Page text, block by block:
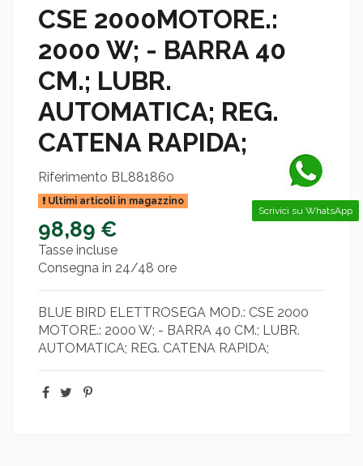
CSE 2000MOTORE.:
2000 W; - BARRA 40
CM.; LUBR.
AUTOMATICA; REG.
CATENA RAPIDA;
Riferimento BL881860
Ultimi articoli in magazzino
98,89 €
Tasse incluse
Consegna in 24/48 ore
BLUE BIRD ELETTROSEGA MOD.: CSE 2000
MOTORE.: 2000 W; - BARRA 40 CM.; LUBR.
AUTOMATICA; REG. CATENA RAPIDA;
Scrivici su WhatsApp